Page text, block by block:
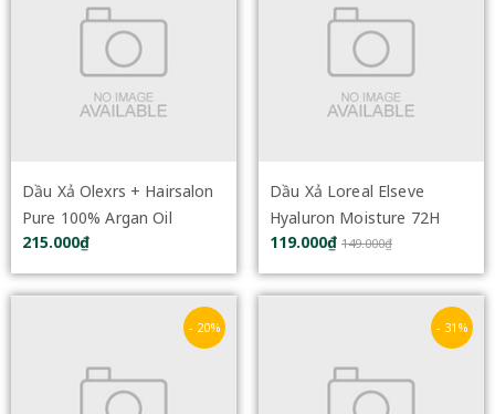
Dầu Xả Olexrs + Hairsalon
Pure 100% Argan Oil
Collagen Complex
Repairing Conditioner -
960ml
215.000₫
Dầu Xả Loreal Elseve
Hyaluron Moisture 72H
Moisture Sealing
Conditioner 265ml
119.000₫ 149.000₫
- 20% - 31%